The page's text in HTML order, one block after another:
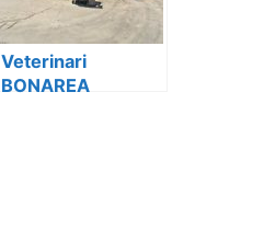
Veterinari
BONAREA